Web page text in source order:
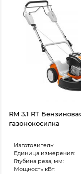
RM 3.1 RT
газонокосилка
Изготовитель:
Единица измерения:
Глубина реза, мм:
Мощность кВт: